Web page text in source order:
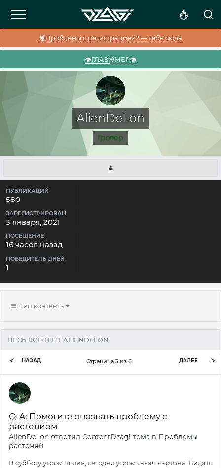
🦞Проблемы с регистрацией? — тебе сюда
👁️ГЛАЗ⦿МЕР👁️
AlienDeLon
Гровер
ПУБЛИКАЦИЙ
580
ЗАРЕГИСТРИРОВАН
3 января, 2021
ПОСЕЩЕНИЕ
16 часов назад
ПОБЕДИТЕЛЬ ДНЕЙ
1
Тип контента
ВЕСЬ КОНТЕНТ ALIENDELON
НАЗАД ДАЛЕЕ
Страница 3 из 6
Q-A: Помогите опознать проблему с
растением
AlienDeLon ответил ContentDzagi тема в Проблемы
растений
В субботу утром полив, сегодня утром такая картина. Видать